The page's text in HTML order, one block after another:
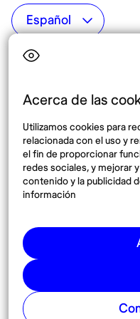
Acerca de las
Utilizamos cookies para
relacionada con el uso y
el fin de proporcionar
redes sociales, y mejorar
contenido y la publicidad
información
Top destinos
México
España
Síguenos
Pinterest
© 2026 Nomadaº